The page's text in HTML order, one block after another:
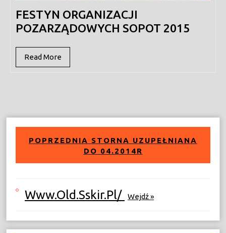
FESTYN ORGANIZACJI
POZARZĄDOWYCH SOPOT 2015
Read More
More
POPRZEDNIA STORNA UZUPEŁNIANA
DO 04.2014R
Www.old.sskir.pl/ Wejdź »